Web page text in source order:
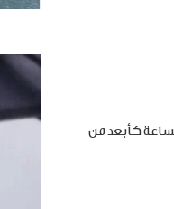
كأبعد من